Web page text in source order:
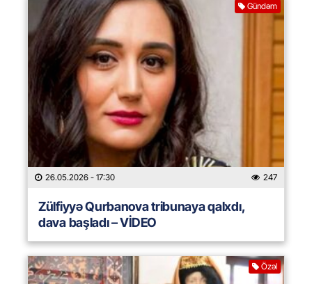
Gündəm
26.05.2026 - 17:30 247
Zülfiyyə Qurbanova tribunaya qalxdı,
dava başladı – VİDEO
Özəl